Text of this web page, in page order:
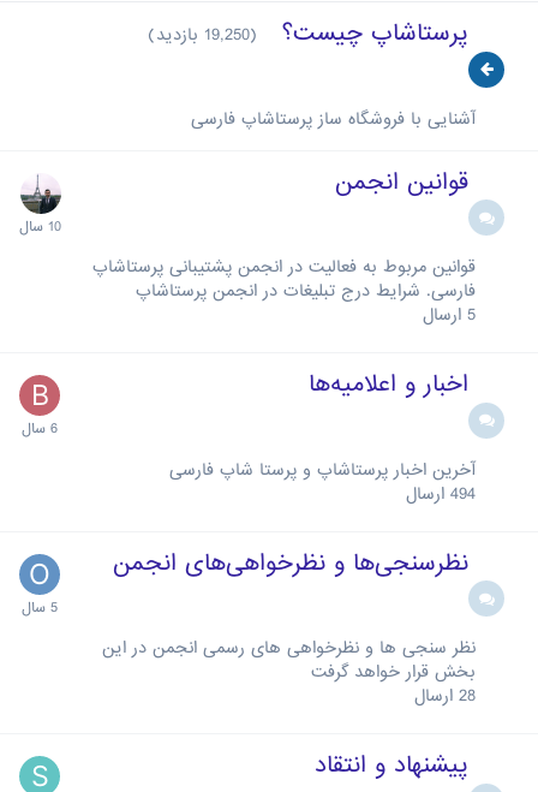
پرستاشاپ چیست؟
آشنایی با فروشگاه ساز پرستاشاپ فارسی
قوانین انجمن
قوانین مربوط به فعالیت در انجمن پشتیبانی پرستاشاپ
فارسی. شرایط درج تبلیغات در انجمن پرستاشاپ
5 ارسال
اخبار و اعلامیه‌ها
آخرین اخبار پرستاشاپ و پرستا شاپ فارسی
494 ارسال
نظرسنجی‌ها و نظرخواهی‌های انجمن
نظر سنجی ها و نظرخواهی های رسمی انجمن در این
بخش قرار خواهد گرفت
28 ارسال
پیشنهاد و انتقاد